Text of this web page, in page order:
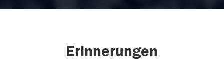
Erinnerungen